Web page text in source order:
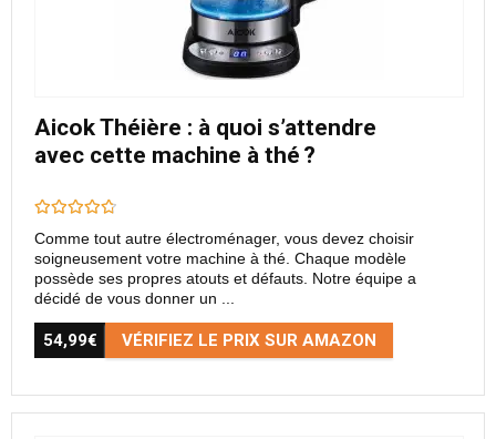
Aicok Théière : à quoi s’attendre
avec cette machine à thé ?
Comme tout autre électroménager, vous devez choisir
soigneusement votre machine à thé. Chaque modèle
possède ses propres atouts et défauts. Notre équipe a
décidé de vous donner un ...
54,99€ VÉRIFIEZ LE PRIX SUR AMAZON